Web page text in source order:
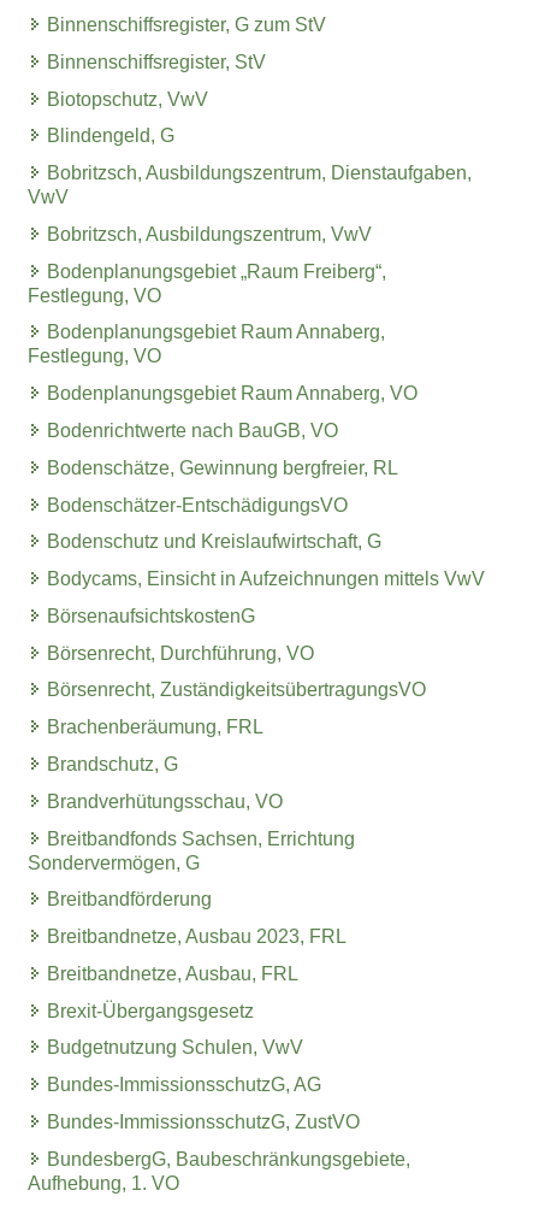
Binnenschiffsregister, G zum StV
Binnenschiffsregister, StV
Biotopschutz, VwV
Blindengeld, G
Bobritzsch, Ausbildungszentrum, Dienstaufgaben,
VwV
Bobritzsch, Ausbildungszentrum, VwV
Bodenplanungsgebiet „Raum Freiberg“,
Festlegung, VO
Bodenplanungsgebiet Raum Annaberg,
Festlegung, VO
Bodenplanungsgebiet Raum Annaberg, VO
Bodenrichtwerte nach BauGB, VO
Bodenschätze, Gewinnung bergfreier, RL
Bodenschätzer-EntschädigungsVO
Bodenschutz und Kreislaufwirtschaft, G
Bodycams, Einsicht in Aufzeichnungen mittels VwV
BörsenaufsichtskostenG
Börsenrecht, Durchführung, VO
Börsenrecht, ZuständigkeitsübertragungsVO
Brachenberäumung, FRL
Brandschutz, G
Brandverhütungsschau, VO
Breitbandfonds Sachsen, Errichtung
Sondervermögen, G
Breitbandförderung
Breitbandnetze, Ausbau 2023, FRL
Breitbandnetze, Ausbau, FRL
Brexit-Übergangsgesetz
Budgetnutzung Schulen, VwV
Bundes-ImmissionsschutzG, AG
Bundes-ImmissionsschutzG, ZustVO
BundesbergG, Baubeschränkungsgebiete,
Aufhebung, 1. VO